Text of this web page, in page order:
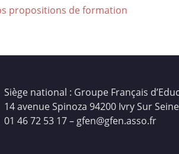
propositions de formation
Siège national : Groupe Français
14 avenue Spinoza 94200 Ivry Sur Seine
01 46 72 53 17 – gfen@gfen.asso.fr